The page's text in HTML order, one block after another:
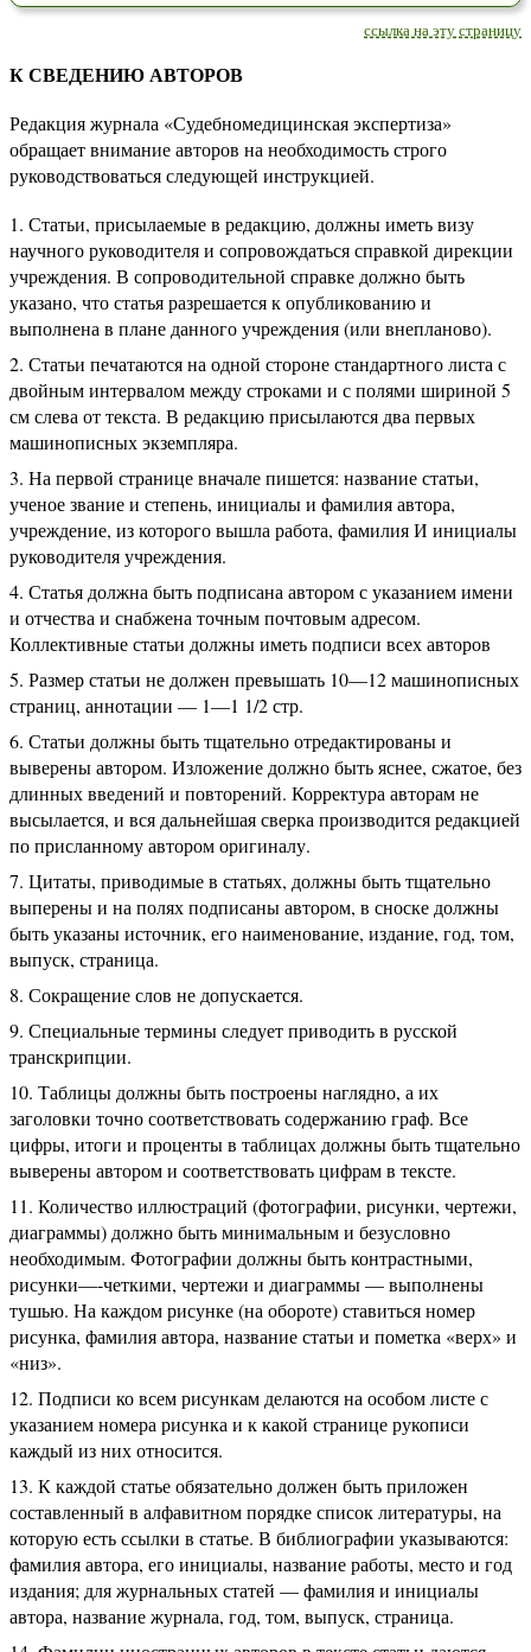
ссылка на эту страницу
К СВЕДЕНИЮ АВТОРОВ
Редакция журнала «Судебномедицинская экспертиза»
обращает внимание авторов на необходимость строго
руководствоваться следующей инструкцией.
Статьи, присылаемые в редакцию, должны иметь визу
научного руководителя и сопровождаться справкой дирекции
учреждения. В сопроводительной справке должно быть
указано, что статья разрешается к опубликованию и
выполнена в плане данного учреждения (или внепланово).
Статьи печатаются на одной стороне стандартного листа с
двойным интервалом между строками и с полями шириной 5
см слева от текста. В редакцию присылаются два первых
машинописных экземпляра.
На первой странице вначале пишется: название статьи,
ученое звание и степень, инициалы и фамилия автора,
учреждение, из которого вышла работа, фамилия И инициалы
руководителя учреждения.
Статья должна быть подписана автором с указанием имени
и отчества и снабжена точным почтовым адресом.
Коллективные статьи должны иметь подписи всех авторов
Размер статьи не должен превышать 10—12 машинописных
страниц, аннотации — 1—1 1/2 стр.
Статьи должны быть тщательно отредактированы и
выверены автором. Изложение должно быть яснее, сжатое, без
длинных введений и повторений. Корректура авторам не
высылается, и вся дальнейшая сверка производится редакцией
по присланному автором оригиналу.
Цитаты, приводимые в статьях, должны быть тщательно
выперены и на полях подписаны автором, в сноске должны
быть указаны источник, его наименование, издание, год, том,
выпуск, страница.
Сокращение слов не допускается.
Специальные термины следует приводить в русской
транскрипции.
Таблицы должны быть построены наглядно, а их
заголовки точно соответствовать содержанию граф. Все
цифры, итоги и проценты в таблицах должны быть тщательно
выверены автором и соответствовать цифрам в тексте.
Количество иллюстраций (фотографии, рисунки, чертежи,
диаграммы) должно быть минимальным и безусловно
необходимым. Фотографии должны быть контрастными,
рисунки—-четкими, чертежи и диаграммы — выполнены
тушью. На каждом рисунке (на обороте) ставиться номер
рисунка, фамилия автора, название статьи и пометка «верх» и
«низ».
Подписи ко всем рисункам делаются на особом листе с
указанием номера рисунка и к какой странице рукописи
каждый из них относится.
К каждой статье обязательно должен быть приложен
составленный в алфавитном порядке список литературы, на
которую есть ссылки в статье. В библиографии указываются:
фамилия автора, его инициалы, название работы, место и год
издания; для журнальных статей — фамилия и инициалы
автора, название журнала, год, том, выпуск, страница.